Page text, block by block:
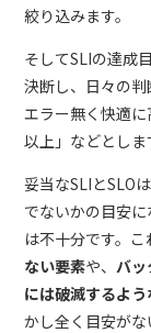
絞り込みます。
そしてSLIの達成
決断し、日々の
エラー無く快適
以上」などとしま
妥当なSLIとSLO
でないかの目安に
は不十分です。
ない要素や、 バ
には破滅するよ
かし全く目安が